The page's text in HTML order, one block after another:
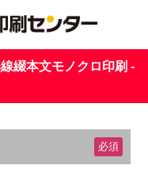
綴本文モノクロ印刷 -
必須